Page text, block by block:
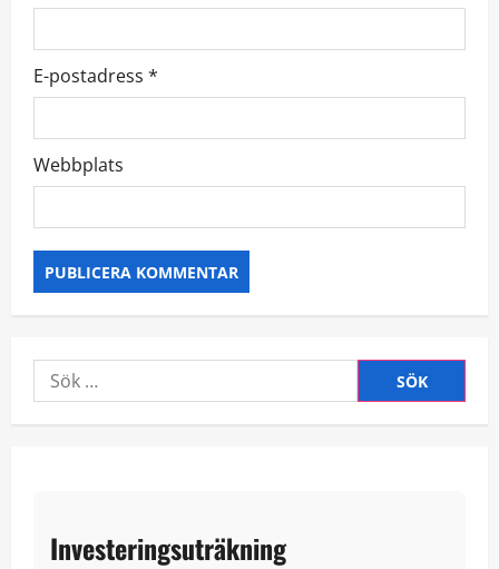
E-postadress *
Webbplats
Sök
efter:
Investeringsuträkning